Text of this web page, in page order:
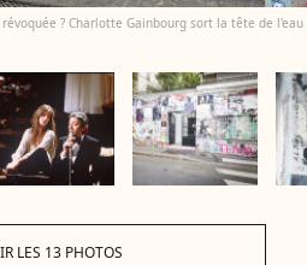
? Charlotte Gainbourg sort la tête de l'eau
LES 13 PHOTOS